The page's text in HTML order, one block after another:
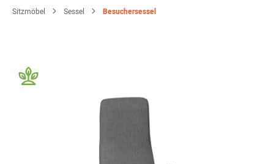
Sitzmöbel Sessel Besuchersessel